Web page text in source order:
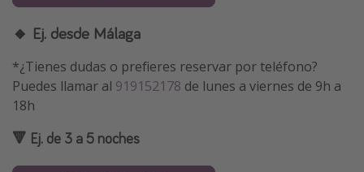
🔸 Ej. desde Málaga
*¿Tienes dudas o prefieres reservar por teléfono?
Puedes llamar al 919152178 de lunes a viernes de 9h a
18h
🔻 Ej. de 3 a 5 noches